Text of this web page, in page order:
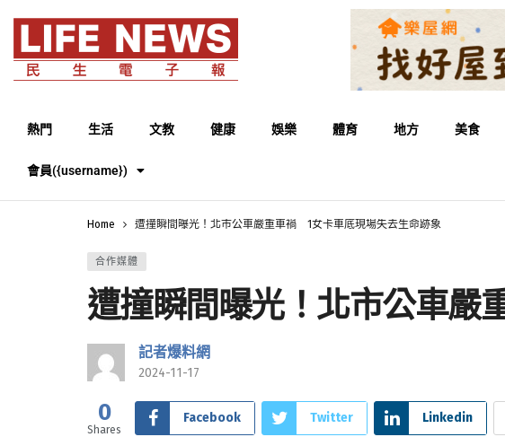
熱門 生活 文教 健康 娛樂 體育 地方 美食
會員({username})
Home 遭撞瞬間曝光！北市公車嚴重車禍 1女卡車底現場失去生命跡象
合作媒體
遭撞瞬間曝光！北市公車
記者爆料網
2024-11-17
0
Shares
Facebook Twitter Linkedin